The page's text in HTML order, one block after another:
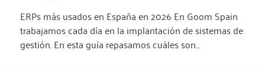
ERPs más usados en España en 2026 En Goom Spain
trabajamos cada día en la implantación de sistemas de
gestión. En esta guía repasamos cuáles son…